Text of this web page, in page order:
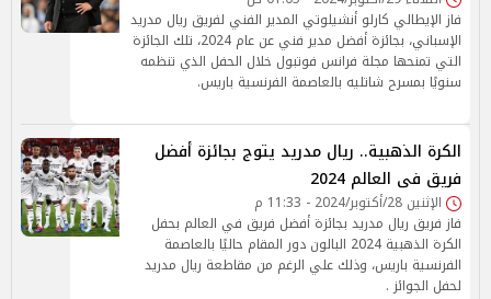
فاز الإيطالي كارلو أنشيلوتي المدير الفني لفريق ريال مدريد
الإسباني، بجائزة أفضل مدير فني عن عام 2024، تلك الجائزة
التي تمنحها مجلة فرانس فوتبول خلال الحفل الذي تنظمه
سنويًا بمسرح شاتليه بالعاصمة الفرنسية باريس.
الكرة الذهبية.. ريال مدريد يتوج بجائزة أفضل
فريق فى العالم 2024
الإثنين 28/أكتوبر/2024 - 11:33 م
فاز فريق ريال مدريد بجائزة أفضل فريق في العالم بحفل
الكرة الذهبية 2024 البالون دور المقام حاليًا بالعاصمة
الفرنسية باريس، وذلك علي الرغم من مقاطعة ريال مدريد
لحفل الجوائز .